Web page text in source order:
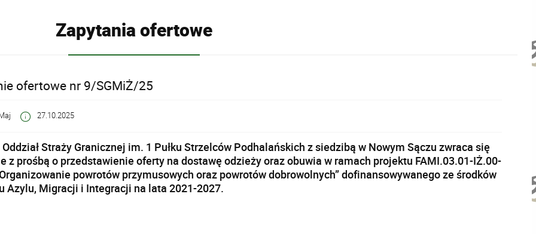
Zapytania ofertowe
ofertowe nr 9/SGMiŻ/25
27.10.2025
Straży Granicznej im. 1 Pułku Strzelców Podhalańskich z siedzibą w Nowym Sączu zwraca się
z prośbą o przedstawienie oferty na dostawę odzieży oraz obuwia w ramach projektu FAMI.03.01-IŻ.00-
powrotów przymusowych oraz powrotów dobrowolnych” dofinansowywanego ze środków
Azylu, Migracji i Integracji na lata 2021-2027.